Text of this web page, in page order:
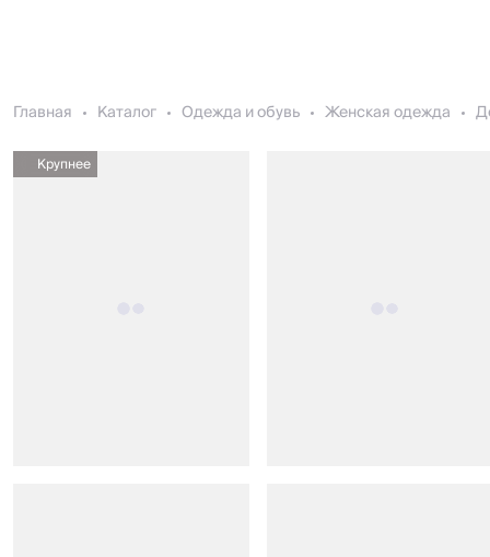
Главная Каталог Одежда и обувь Женская одежда
Крупнее